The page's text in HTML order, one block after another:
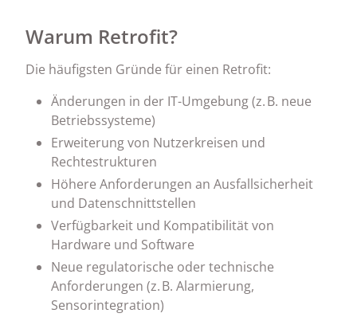
Warum Retrofit?
Die häufigsten Gründe für einen Retrofit:
Änderungen in der IT-Umgebung (z. B. neue
Betriebssysteme)
Erweiterung von Nutzerkreisen und
Rechtestrukturen
Höhere Anforderungen an Ausfallsicherheit
und Datenschnittstellen
Verfügbarkeit und Kompatibilität von
Hardware und Software
Neue regulatorische oder technische
Anforderungen (z. B. Alarmierung,
Sensorintegration)